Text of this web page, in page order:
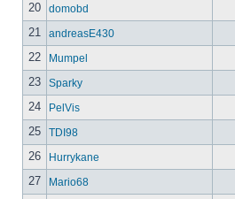
20 domobd
21 andreasE430
22 Mumpel
23 Sparky
24 PelVis
25 TDI98
26 Hurrykane
27 Mario68